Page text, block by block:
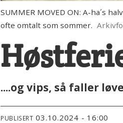
SUMMER MOVED ON: A-ha´s
ofte omtalt som sommer.
....og vips, så faller
PUBLISERT 03.10.2024 - 16:00